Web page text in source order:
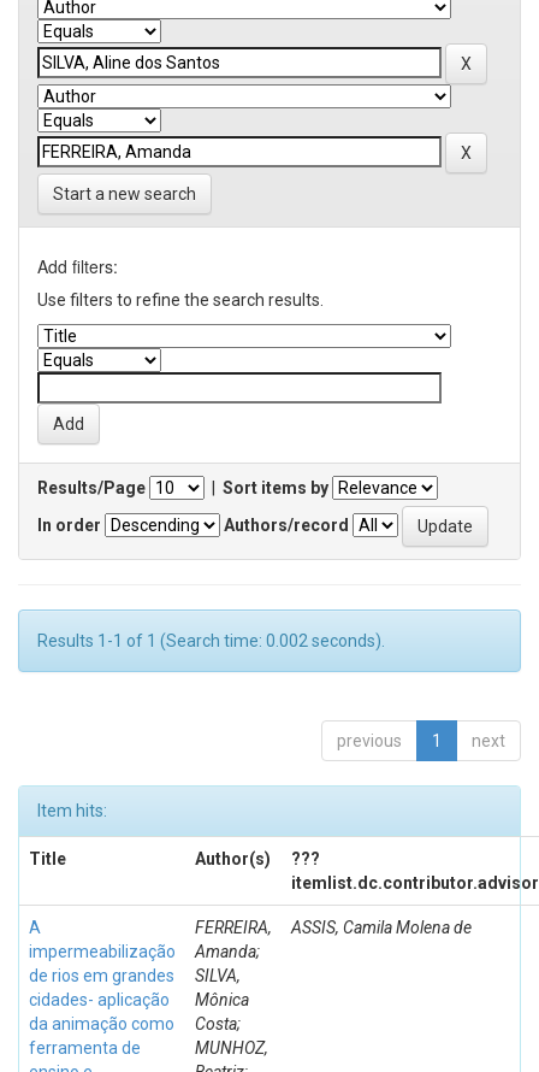
Start a new search
Add filters:
Use filters to refine the search results.
Results/Page
Sort items by
In order
Authors/record
Results 1-1 of 1 (Search time: 0.002 seconds).
previous 1 next
Item hits:
Title Author(s)
???
A
impermeabilização
de rios em grandes
cidades- aplicação
da animação como
ferramenta de
FERREIRA,
Amanda;
SILVA,
Mônica
Costa;
MUNHOZ,
ASSIS, Camila Molena de